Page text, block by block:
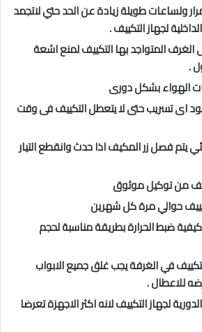
ولساعات طويلة زيادة عن الحد حتي لاتجمد
لجهاز التكييف .
الغرف المتواجد بها التكييف لمنع اشعة
.
الهواء بشكل دورى
اى تسريب حتى لا يتعطل التكييف فى وقت
يتم فصل زر المكيف اذا حدث وانقطع التيار
من توكيل موثوق
حوالي مرة كل شهرين
ضبط الحرارة بطريقة مناسبة لحجم
في الغرفة يجب غلق جميع الابواب
للاعطال .
لجهاز التكييف لانه اكثر الاجهزة تعرضا